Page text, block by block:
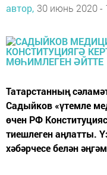
автор, 30 июнь 2020 -
Татарстанның
Садыйков «үтемле
өчен РФ
тиешлеген аңлатты.
хәбәрчесе белән